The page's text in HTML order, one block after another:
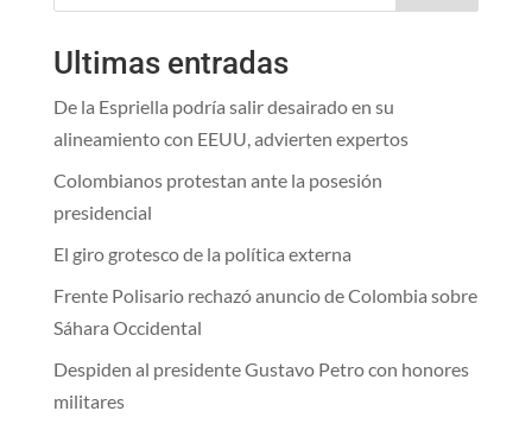
Ultimas entradas
De la Espriella podría salir desairado en su
alineamiento con EEUU, advierten expertos
Colombianos protestan ante la posesión
presidencial
El giro grotesco de la política externa
Frente Polisario rechazó anuncio de Colombia sobre
Sáhara Occidental
Despiden al presidente Gustavo Petro con honores
militares